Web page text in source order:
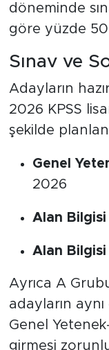
döneminde
göre yüzde 50
Sınav ve
Adayların
2026 KPSS
şekilde
Genel
2026
Alan
Alan
Ayrıca A
adayların
Genel
girmesi